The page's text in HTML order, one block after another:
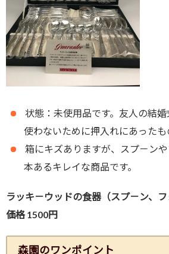
状態：未使用品です。友人の結
使わないために押入れにあったも
箱にキズありますが、スプ－ン
本あるキレイな商品です。
ラッキ－ウッドの食器（スプ－ン、
価格 1500円
森園のワンポイント